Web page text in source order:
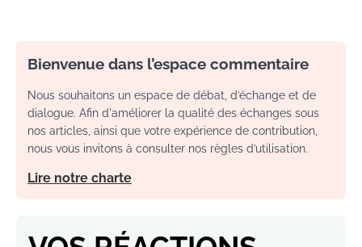
Bienvenue dans l’espace commentaire
Nous souhaitons un espace de débat, d’échange et de
dialogue. Afin d'améliorer la qualité des échanges sous
nos articles, ainsi que votre expérience de contribution,
nous vous invitons à consulter nos règles d’utilisation.
Lire notre charte